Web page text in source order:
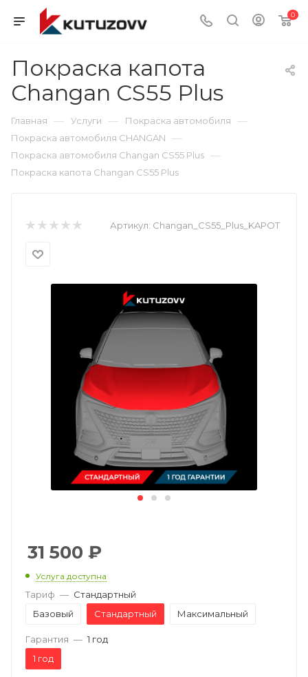
0
Покраска капота
Changan CS55 Plus
Главная — Услуги — Покраска автомобиля —
Покраска автомобиля CHANGAN —
Покраска автомобиля Changan CS55 Plus —
Покраска капота Changan CS55 Plus
Артикул: Changan_CS55_Plus_KAPOT
31 500 ₽
Услуга доступна
Тариф — Стандартный
Базовый
Стандартный Максимальный
Гарантия — 1 год
1 год